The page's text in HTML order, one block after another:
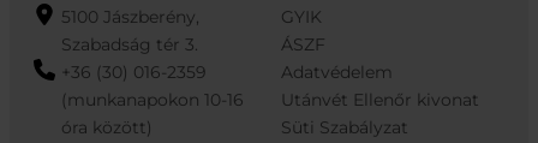
5100 Jászberény,
Szabadság tér 3.
+36 (30) 016-2359
(munkanapokon 10-16
óra között)
GYIK
ÁSZF
Adatvédelem
Utánvét Ellenőr kivonat
Süti Szabályzat